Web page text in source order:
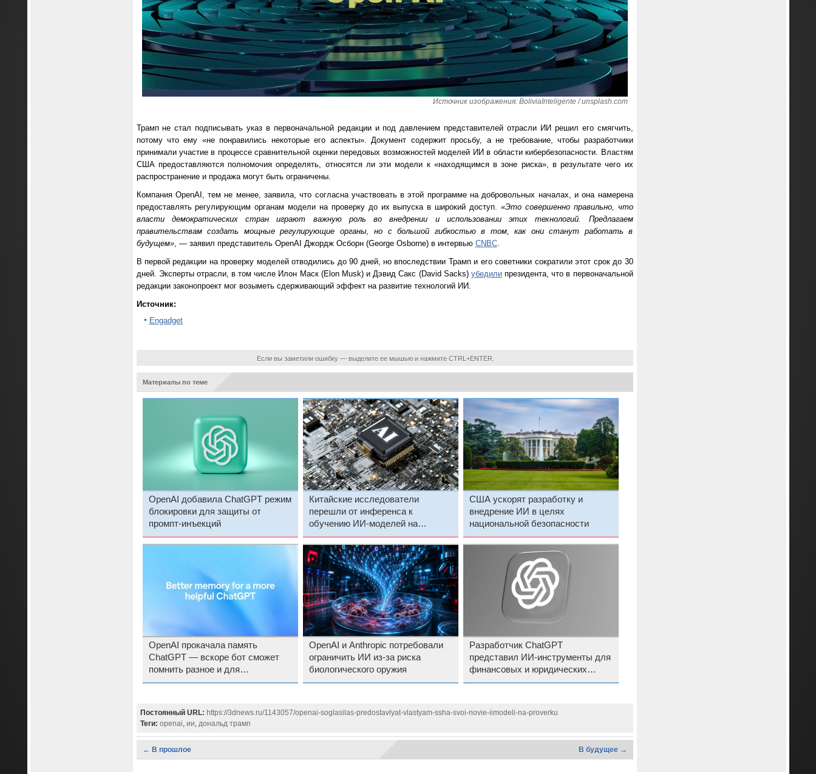
Источник изображения: BoliviaInteligente / unsplash.com
Трамп не стал подписывать указ в первоначальной редакции и под давлением представителей отрасли ИИ решил его смягчить,
потому что ему «не понравились некоторые его аспекты». Документ содержит просьбу, а не требование, чтобы разработчики
принимали участие в процессе сравнительной оценки передовых возможностей моделей ИИ в области кибербезопасности. Властям
США предоставляются полномочия определять, относятся ли эти модели к «находящимся в зоне риска», в результате чего их
распространение и продажа могут быть ограничены.
Компания OpenAI, тем не менее, заявила, что согласна участвовать в этой программе на добровольных началах, и она намерена
предоставлять регулирующим органам модели на проверку до их выпуска в широкий доступ. «Это совершенно правильно, что
власти демократических стран играют важную роль во внедрении и использовании этих технологий. Предлагаем
правительствам создать мощные регулирующие органы, но с большой гибкостью в том, как они станут работать в
будущем», — заявил представитель OpenAI Джордж Осборн (George Osborne) в интервью CNBC.
В первой редакции на проверку моделей отводились до 90 дней, но впоследствии Трамп и его советники сократили этот срок до 30
дней. Эксперты отрасли, в том числе Илон Маск (Elon Musk) и Дэвид Сакс (David Sacks) убедилипрезидента, что в первоначальной
редакции законопроект мог возыметь сдерживающий эффект на развитие технологий ИИ.
Источник:
Engadget
Если вы заметили ошибку — выделите ее мышью и нажмите CTRL+ENTER.
Материалы по теме
OpenAI добавила ChatGPT режим
блокировки для защиты от
промпт-инъекций
Китайские исследователи
перешли от инференса к
обучению ИИ-моделей на
ускорителях Huawei
США ускорят разработку и
внедрение ИИ в целях
национальной безопасности
OpenAI прокачала память
ChatGPT — вскоре бот сможет
помнить разное и для
бесплатных пользователей
OpenAI и Anthropic потребовали
ограничить ИИ из-за риска
биологического оружия
Разработчик ChatGPT
представил ИИ-инструменты для
финансовых и юридических
задач
Постоянный URL: https://3dnews.ru/1143057/openai-soglasilas-predostavlyat-vlastyam-ssha-svoi-novie-iimodeli-na-proverku
Теги: openai, ии, дональд трамп
← В прошлое В будущее →